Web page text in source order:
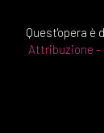
Quest'opera è
Attribuzione -